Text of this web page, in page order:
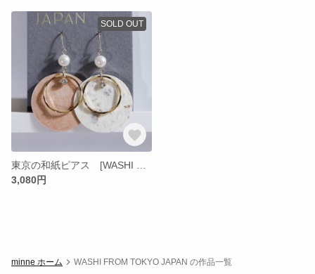
SOLD OUT
3,080円
minne ホーム WASHI FROM TOKYO JAPAN の作品一覧